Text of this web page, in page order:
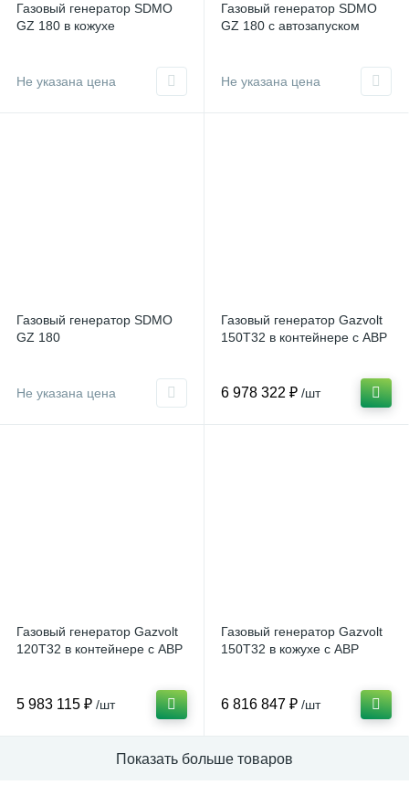
Газовый генератор SDMO
GZ 180 в кожухе
Не указана цена
Газовый генератор SDMO
GZ 180 с автозапуском
Не указана цена
Газовый генератор SDMO
GZ 180
Не указана цена
Газовый генератор Gazvolt
150T32 в контейнере с АВР
6 978 322 ₽ /шт
Газовый генератор Gazvolt
120T32 в контейнере с АВР
5 983 115 ₽ /шт
Газовый генератор Gazvolt
150T32 в кожухе с АВР
6 816 847 ₽ /шт
Показать больше товаров